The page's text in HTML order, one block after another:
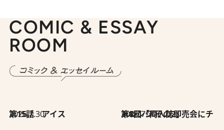
COMIC & ESSAY
ROOM
2026.7.30
第15話 アイス 2026.7.30
第8回「同人誌即売会にチャレンジ その2」